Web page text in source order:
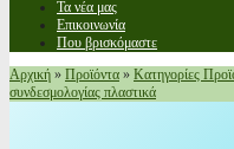
Τα νέα μας
Επικοινωνία
Που βρισκόμαστε
Αρχική » Προϊόντα » Κατηγορίες
συνδεσμολογίας πλαστικά